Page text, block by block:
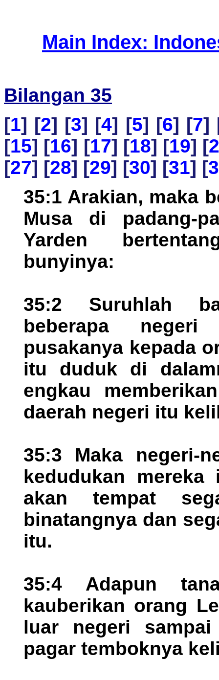
Main Index:
Bilangan 35
[1] [2] [3] [4] [5] [6] [7]
[15] [16] [17] [18] [19] [
[27] [28] [29] [30] [31] [
35:1 Arakian, maka
Musa di padang-
Yarden
bunyinya:
35:2 Suruhlah
beberapa
pusakanya kepada
itu duduk di
engkau
daerah negeri itu
35:3 Maka negeri-
kedudukan
akan tempat
binatangnya dan
itu.
35:4 Adapun
kauberikan orang
luar negeri
pagar temboknya